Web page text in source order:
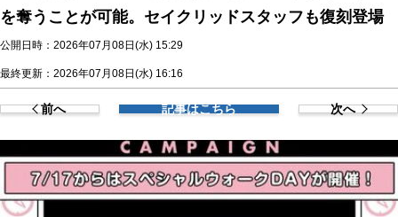
を奪うことが可能。セイクリッドスタッフも復刻登場
公開日時：2026年07月08日(水) 15:29
最終更新：2026年07月08日(水) 16:16
前へ 記事はこちら 次へ